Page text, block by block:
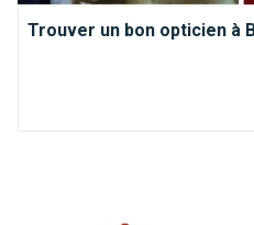
Trouver un bon opticien à